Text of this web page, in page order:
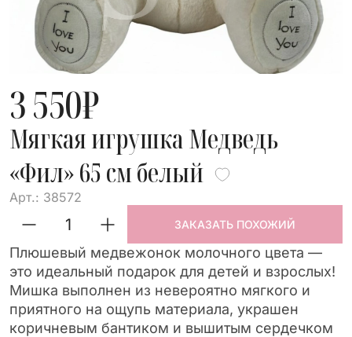
3 550₽
Мягкая игрушка Медведь
«Фил» 65 см белый
Арт.: 38572
ЗАКАЗАТЬ ПОХОЖИЙ
Плюшевый медвежонок молочного цвета —
это идеальный подарок для детей и взрослых!
Мишка выполнен из невероятно мягкого и
приятного на ощупь материала, украшен
коричневым бантиком и вышитым сердечком